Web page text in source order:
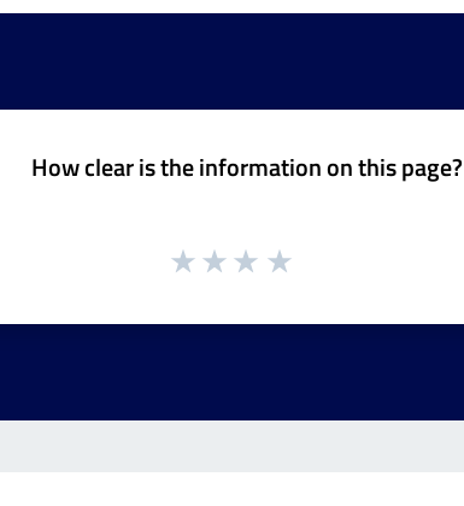
How clear is the information on this page?